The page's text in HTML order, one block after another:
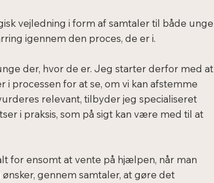
vejledning i form af samtaler til både unge
igennem den proces, de er i.
der, hvor de er. Jeg starter derfor med at
i processen for at se, om vi kan afstemme
relevant, tilbyder jeg specialiseret
i praksis, som på sigt kan være med til at
for ensomt at vente på hjælpen, når man
gennem samtaler, at gøre det